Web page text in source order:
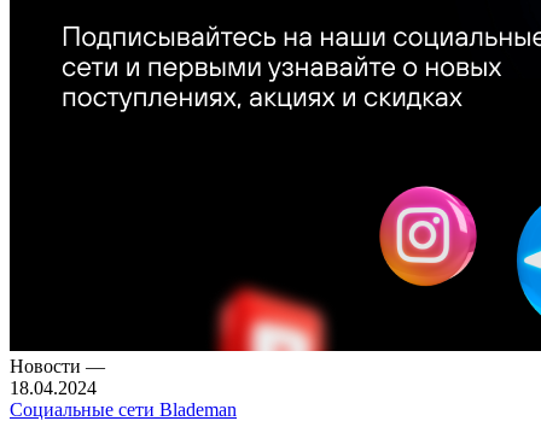
Новости —
18.04.2024
Социальные сети Blademan